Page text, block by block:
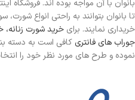
بانوان با آن مواجه بوده اند. فروشگاه
تا بانوان بتوانند به راحتی انواع
خریداری نمایند. برای خرید شورت زنانه،
جوراب های فانتری کافی است به دسته
نموده و طرح های مورد نظر خود را